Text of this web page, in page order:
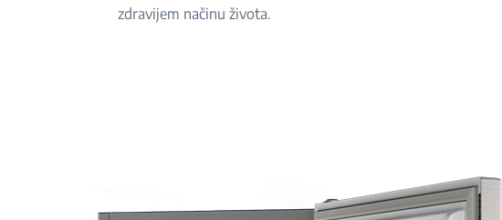
zdravijem načinu života.